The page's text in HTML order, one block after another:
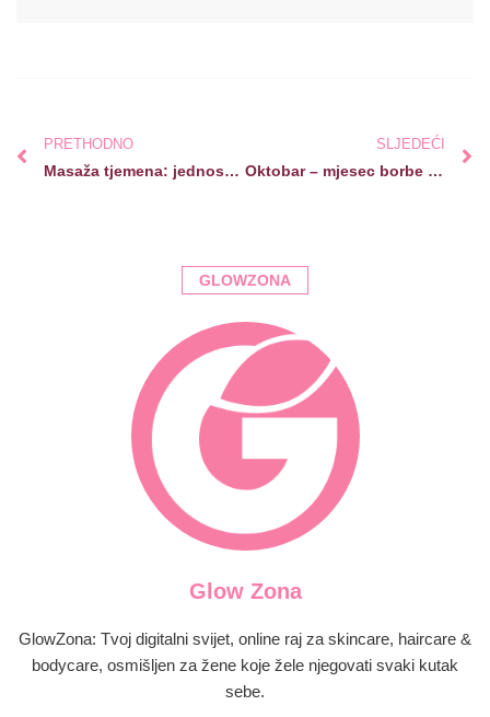
PRETHODNO
Masaža tjemena: jednostavan ritual za zdraviju i gušću kosu
SLJEDEĆI
Oktobar – mjesec borbe protiv karcinoma dojke!
GLOWZONA
Glow Zona
GlowZona: Tvoj digitalni svijet, online raj za skincare, haircare &
bodycare, osmišljen za žene koje žele njegovati svaki kutak
sebe.